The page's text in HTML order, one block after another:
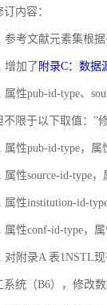
义实体对象之间的
证
订内容：
参考文献元素集根
增加了 附录C：数据
属性pub-id-type、
不限于以下取值：”
属性pub-id-type，属
属性source-id-type
属性institution-id-
属性conf-id-type，
对附录A 表1NSTL
系统（B6），修改